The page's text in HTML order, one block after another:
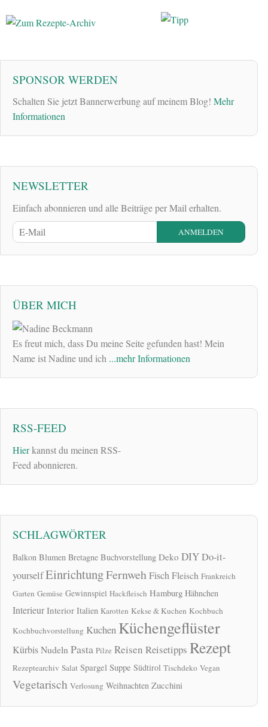
SPONSOR WERDEN
Schalten Sie jetzt Bannerwerbung auf meinem Blog! Mehr
Informationen
NEWSLETTER
Einfach abonnieren und alle Beiträge per Mail erhalten.
ÜBER MICH
Es freut mich, dass Du meine Seite gefunden hast! Mein
Name ist Nadine und ich ...mehr Informationen
RSS-FEED
Hierkannst du meinen RSS-
Feed abonnieren.
SCHLAGWÖRTER
Balkon Blumen Bretagne Buchvorstellung Deko DIYDo-it-
yourselfEinrichtungFernwehFischFleisch Frankreich
Garten Gemüse Gewinnspiel Hackfleisch Hamburg Hähnchen
Interieur Interior Italien Karotten Kekse & Kuchen Kochbuch
Kochbuchvorstellung Kuchen Küchengeflüster
KürbisNudeln Pasta Pilze Reisen Reisetipps Rezept
Rezeptearchiv Salat Spargel Suppe Südtirol Tischdeko Vegan
Vegetarisch Verlosung Weihnachten Zucchini